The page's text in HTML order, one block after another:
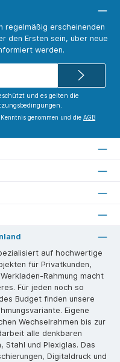
regelmäßig erscheinenden
den Ersten sein, über neue
werden.
und es gelten die
.
genommen und dieAGB
auf hochwertige
für Privatkunden,
Rahmung macht
Für jeden noch so
Budget finden unsere
Eigene
Wechselrahmen bis zur
alle denkbaren
Stahl und Plexiglas. Das
Digitaldruck und